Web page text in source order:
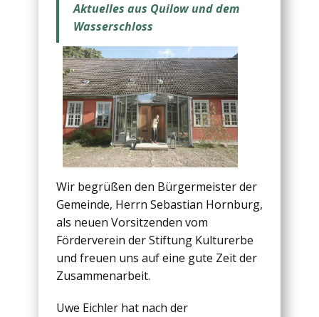
Aktuelles aus Quilow und dem
Wasserschloss
Wir begrüßen den Bürgermeister der
Gemeinde, Herrn Sebastian Hornburg,
als neuen Vorsitzenden vom
Förderverein der Stiftung Kulturerbe
und freuen uns auf eine gute Zeit der
Zusammenarbeit.
Uwe Eichler hat nach der